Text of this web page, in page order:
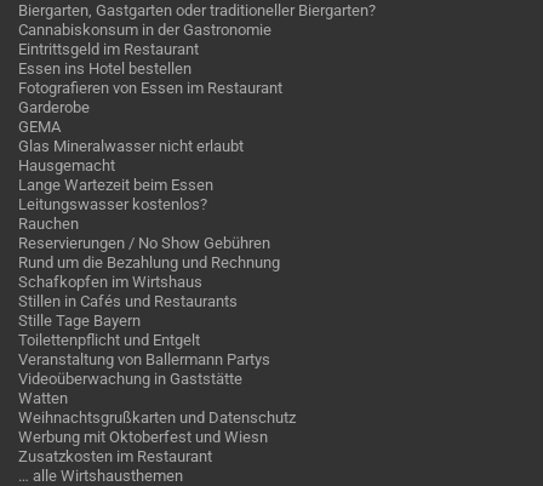
Biergarten, Gastgarten oder traditioneller Biergarten?
Cannabiskonsum in der Gastronomie
Eintrittsgeld im Restaurant
Essen ins Hotel bestellen
Fotografieren von Essen im Restaurant
Garderobe
GEMA
Glas Mineralwasser nicht erlaubt
Hausgemacht
Lange Wartezeit beim Essen
Leitungswasser kostenlos?
Rauchen
Reservierungen / No Show Gebühren
Rund um die Bezahlung und Rechnung
Schafkopfen im Wirtshaus
Stillen in Cafés und Restaurants
Stille Tage Bayern
Toilettenpflicht und Entgelt
Veranstaltung von Ballermann Partys
Videoüberwachung in Gaststätte
Watten
Weihnachtsgrußkarten und Datenschutz
Werbung mit Oktoberfest und Wiesn
Zusatzkosten im Restaurant
… alle Wirtshausthemen